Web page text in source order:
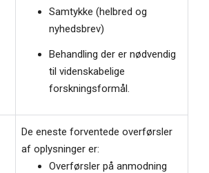
Samtykke (helbred og
nyhedsbrev)
Behandling der er nødvendig
til videnskabelige
forskningsformål.
De eneste forventede overførsler
af oplysninger er:
Overførsler på anmodning